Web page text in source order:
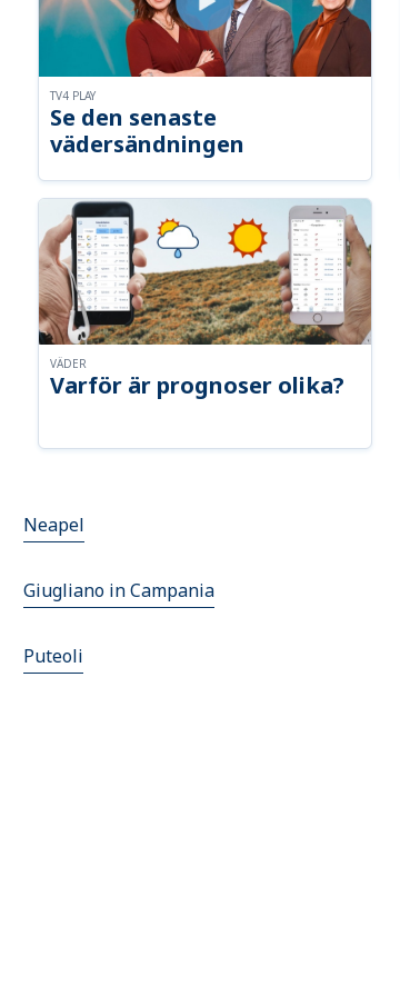
Se den senaste
vädersändningen
TV4 PLAY
Varför är prognoser olika?
VÄDER
Neapel
Giugliano in Campania
Puteoli